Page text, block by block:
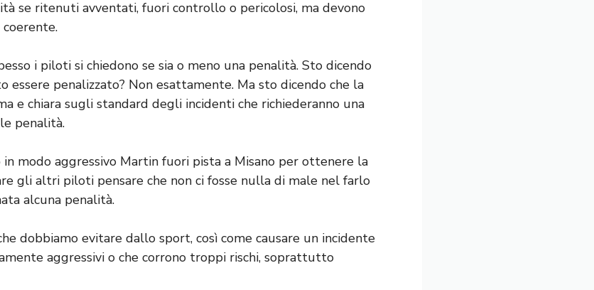
se ritenuti avventati, fuori controllo o pericolosi, ma devono
i piloti si chiedono se sia o meno una penalità. Sto dicendo
essere penalizzato? Non esattamente. Ma sto dicendo che la
e chiara sugli standard degli incidenti che richiederanno una
penalità.
in modo aggressivo Martin fuori pista a Misano per ottenere la
gli altri piloti pensare che non ci fosse nulla di male nel farlo
alcuna penalità.
dobbiamo evitare dallo sport, così come causare un incidente
aggressivi o che corrono troppi rischi, soprattutto